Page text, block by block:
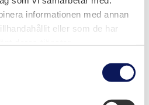
informationen med annan
eller som de har